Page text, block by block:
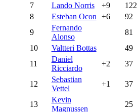
7
Lando Norris +9
122
8
Esteban Ocon +6
92
9
Fernando
Alonso
81
10
Valtteri Bottas
49
11
Daniel
Ricciardo
+2 37
12
Sebastian
Vettel
+1 37
13
Kevin
Magnussen
25